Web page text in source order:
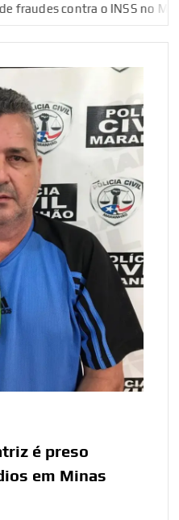
contra o INSS no Maranhão
é preso
em Minas